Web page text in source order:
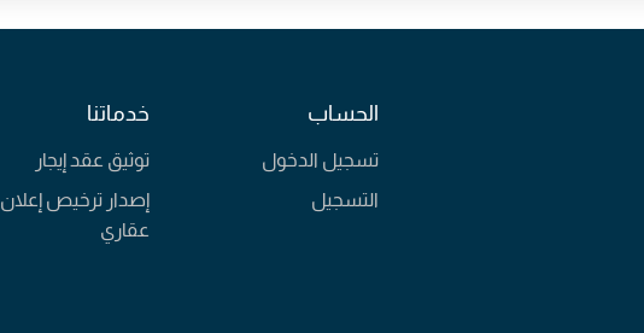
الحساب
تسجيل الدخول
التسجيل
خدماتنا
توثيق عقد إيجار
إصدار ترخيص إعلان
عقاري